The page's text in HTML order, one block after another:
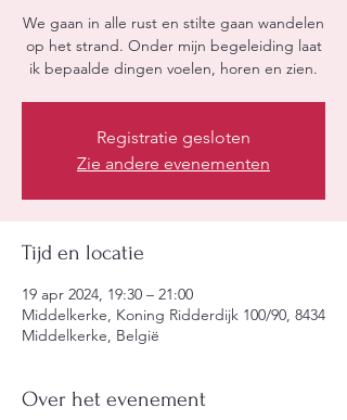
We gaan in alle rust en stilte gaan wandelen
op het strand. Onder mijn begeleiding laat
ik bepaalde dingen voelen, horen en zien.
Registratie gesloten
Zie andere evenementen
Tijd en locatie
19 apr 2024, 19:30 – 21:00
Middelkerke, Koning Ridderdijk 100/90, 8434
Middelkerke, België
Over het evenement